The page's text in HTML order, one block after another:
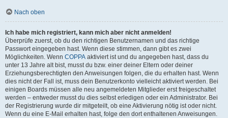
Nach oben
Ich habe mich registriert, kann mich aber nicht anmelden!
Überprüfe zuerst, ob du den richtigen Benutzernamen und das richtige
Passwort eingegeben hast. Wenn diese stimmen, dann gibt es zwei
Möglichkeiten. Wenn COPPA aktiviert ist und du angegeben hast, dass du
unter 13 Jahre alt bist, musst du bzw. einer deiner Eltern oder deiner
Erziehungsberechtigten den Anweisungen folgen, die du erhalten hast. Wenn
dies nicht der Fall ist, muss dein Benutzerkonto vielleicht aktiviert werden. Bei
einigen Boards müssen alle neu angemeldeten Mitglieder erst freigeschaltet
werden – entweder musst du dies selbst erledigen oder ein Administrator. Bei
der Registrierung wurde dir mitgeteilt, ob eine Aktivierung nötig ist oder nicht.
Wenn du eine E-Mail erhalten hast, folge den dort enthaltenen Anweisungen.